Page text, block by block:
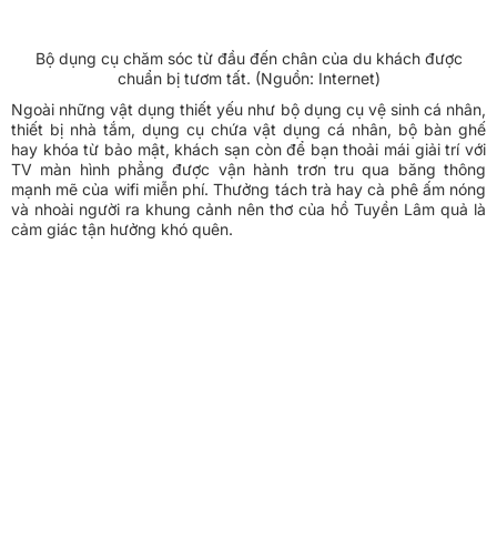
Bộ dụng cụ chăm sóc từ đầu đến chân của du khách được
chuẩn bị tươm tất. (Nguồn: Internet)
Ngoài những vật dụng thiết yếu như bộ dụng cụ vệ sinh cá nhân,
thiết bị nhà tắm, dụng cụ chứa vật dụng cá nhân, bộ bàn ghế
hay khóa từ bảo mật, khách sạn còn để bạn thoải mái giải trí với
TV màn hình phẳng được vận hành trơn tru qua băng thông
mạnh mẽ của wifi miễn phí. Thưởng tách trà hay cà phê ấm nóng
và nhoài người ra khung cảnh nên thơ của hồ Tuyền Lâm quả là
cảm giác tận hưởng khó quên.